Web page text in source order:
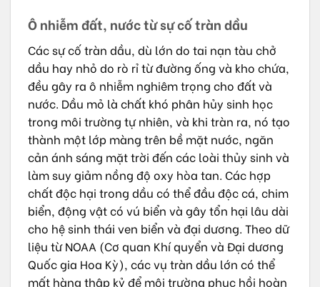
Ô nhiễm đất, nước từ sự cố tràn dầu
Các sự cố tràn dầu, dù lớn do tai nạn tàu chở
dầu hay nhỏ do rò rỉ từ đường ống và kho chứa,
đều gây ra ô nhiễm nghiêm trọng cho đất và
nước. Dầu mỏ là chất khó phân hủy sinh học
trong môi trường tự nhiên, và khi tràn ra, nó tạo
thành một lớp màng trên bề mặt nước, ngăn
cản ánh sáng mặt trời đến các loài thủy sinh và
làm suy giảm nồng độ oxy hòa tan. Các hợp
chất độc hại trong dầu có thể đầu độc cá, chim
biển, động vật có vú biển và gây tổn hại lâu dài
cho hệ sinh thái ven biển và đại dương. Theo dữ
liệu từ NOAA (Cơ quan Khí quyển và Đại dương
Quốc gia Hoa Kỳ), các vụ tràn dầu lớn có thể
mất hàng thập kỷ để môi trường phục hồi hoàn